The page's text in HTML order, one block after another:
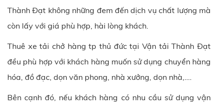
Thành Đạt không những đem đến dịch vụ chất lượng mà
còn lấy với giá phù hợp, hài lòng khách.
Thuê xe tải chở hàngtp thủ đứctạiVận tải Thành Đạt
đều phù hợp với khách hàng muốn sử dụng chuyển hàng
hóa, đồ đạc, dọn văn phong, nhà xưởng, dọn nhà,….
Bên cạnh đó, nếu khách hàng có nhu cầu sử dụng vận